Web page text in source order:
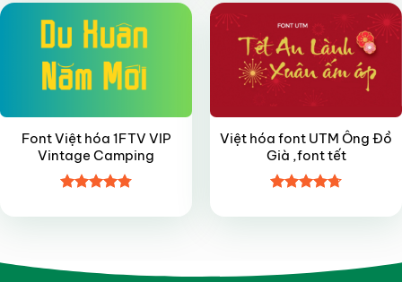
Font Việt hóa 1FTV VIP
Vintage Camping
hạng4.85
Việt hóa font UTM Ông Đồ
Già ,font tết
hạng4.75